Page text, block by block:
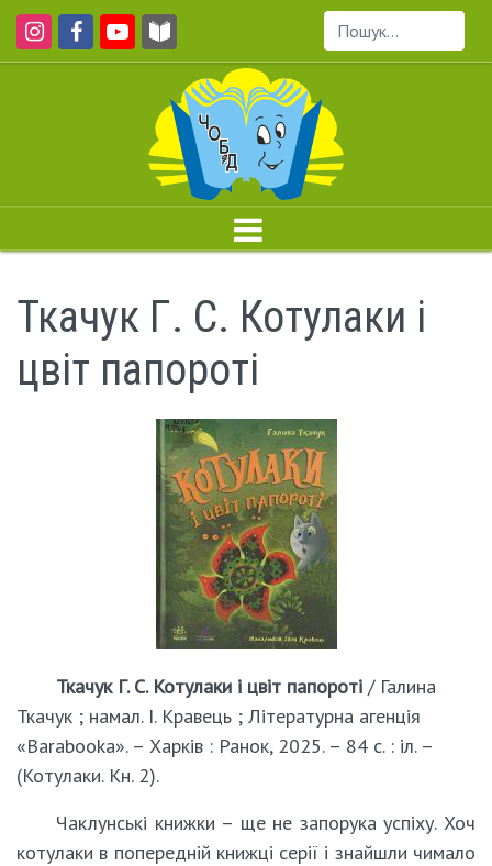
Пошук...
Ткачук Г. С. Котулаки і
цвіт папороті
Ткачук Г. С. Котулаки і цвіт папороті / Галина
Ткачук ; намал. І. Кравець ; Літературна агенція
«Barabooka». – Харків : Ранок, 2025. – 84 с. : іл. –
(Котулаки. Кн. 2).
Чаклунські книжки – ще не запорука успіху. Хоч
котулаки в попередній книжці серії і знайшли чимало